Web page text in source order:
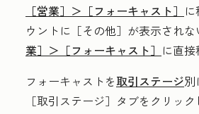
［営業］＞ ［フォーキャスト］
ウントに ［その他］が表示されな
業］＞ ［フォーキャスト］ に直接
フォーキャストを取引ステージ別
［取引ステージ］ タブをクリック